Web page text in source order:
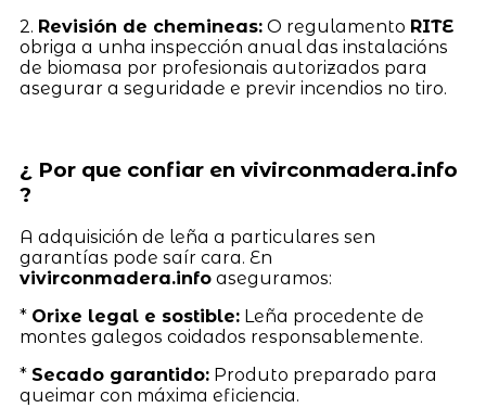
2. Revisión de chemineas:O regulamento RITE
obriga a unha inspección anual das instalacións
de biomasa por profesionais autorizados para
asegurar a seguridade e previr incendios no tiro.
¿ Por que confiar en vivirconmadera.info
?
A adquisición de leña a particulares sen
garantías pode saír cara. En
vivirconmadera.infoaseguramos:
* Orixe legal e sostible:Leña procedente de
montes galegos coidados responsablemente.
* Secado garantido:Produto preparado para
queimar con máxima eficiencia.